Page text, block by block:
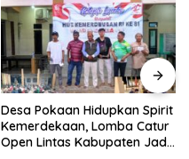
Desa Pokaan Hidupkan Spirit
Kemerdekaan, Lomba Catur
Open Lintas Kabupaten Jadi